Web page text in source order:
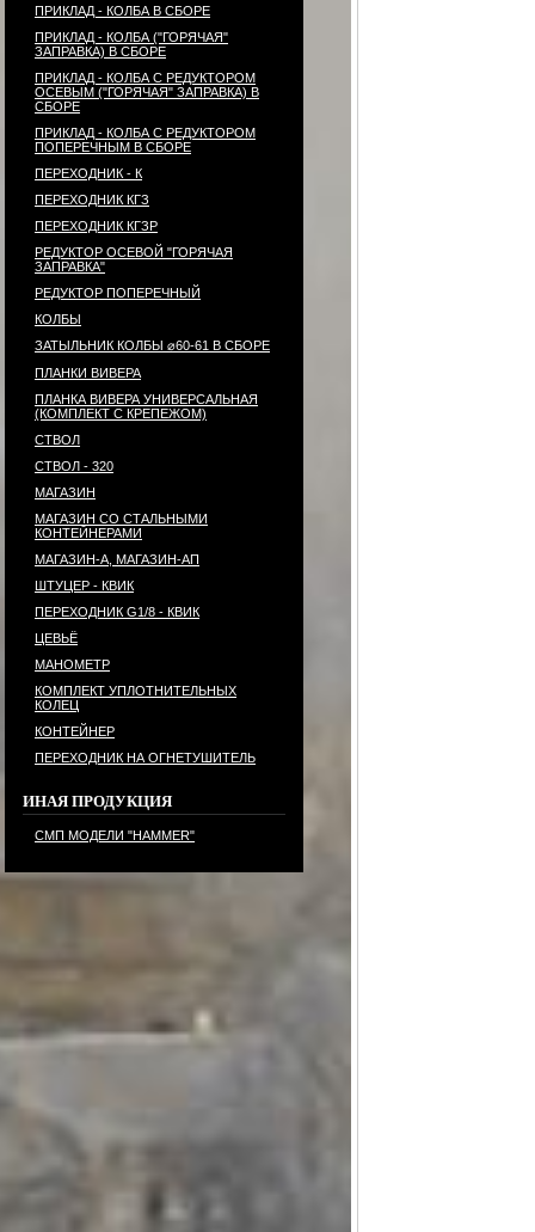
ПРИКЛАД - КОЛБА В СБОРЕ
ПРИКЛАД - КОЛБА ("ГОРЯЧАЯ"
ЗАПРАВКА) В СБОРЕ
ПРИКЛАД - КОЛБА С РЕДУКТОРОМ
ОСЕВЫМ ("ГОРЯЧАЯ" ЗАПРАВКА) В
СБОРЕ
ПРИКЛАД - КОЛБА С РЕДУКТОРОМ
ПОПЕРЕЧНЫМ В СБОРЕ
ПЕРЕХОДНИК - К
ПЕРЕХОДНИК КГЗ
ПЕРЕХОДНИК КГЗР
РЕДУКТОР ОСЕВОЙ "ГОРЯЧАЯ
ЗАПРАВКА"
РЕДУКТОР ПОПЕРЕЧНЫЙ
КОЛБЫ
ЗАТЫЛЬНИК КОЛБЫ ⌀60-61 В СБОРЕ
ПЛАНКИ ВИВЕРА
ПЛАНКА ВИВЕРА УНИВЕРСАЛЬНАЯ
(КОМПЛЕКТ С КРЕПЕЖОМ)
СТВОЛ
СТВОЛ - 320
МАГАЗИН
МАГАЗИН СО СТАЛЬНЫМИ
КОНТЕЙНЕРАМИ
МАГАЗИН-А, МАГАЗИН-АП
ШТУЦЕР - КВИК
ПЕРЕХОДНИК G1/8 - КВИК
ЦЕВЬЁ
МАНОМЕТР
КОМПЛЕКТ УПЛОТНИТЕЛЬНЫХ
КОЛЕЦ
КОНТЕЙНЕР
ПЕРЕХОДНИК НА ОГНЕТУШИТЕЛЬ
ИНАЯ ПРОДУКЦИЯ
СМП МОДЕЛИ "HAMMER"